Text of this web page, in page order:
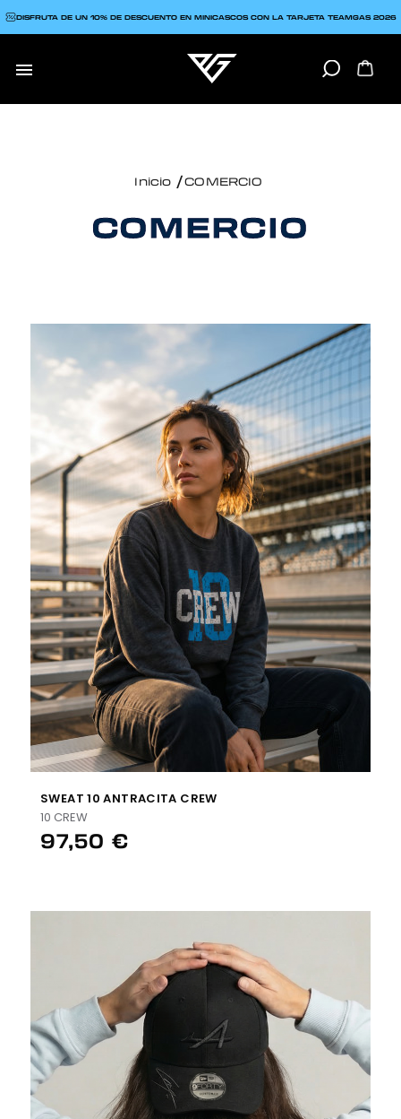

DISFRUTA DE UN 10% DE DESCUENTO EN MINICASCOS CON LA TARJETA TEAMGAS 2026
Inicio COMERCIO
COMERCIO
SWEAT 10 ANTRACITA CREW
10 CREW
97,50 €